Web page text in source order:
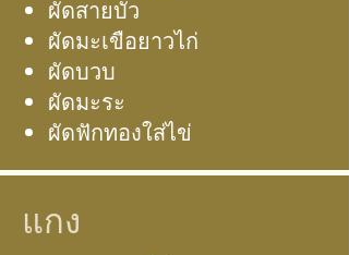
ผัดสายบัว
ผัดมะเขือยาวไก่
ผัดบวบ
ผัดมะระ
ผัดฟักทองใส่ไข่
แกง